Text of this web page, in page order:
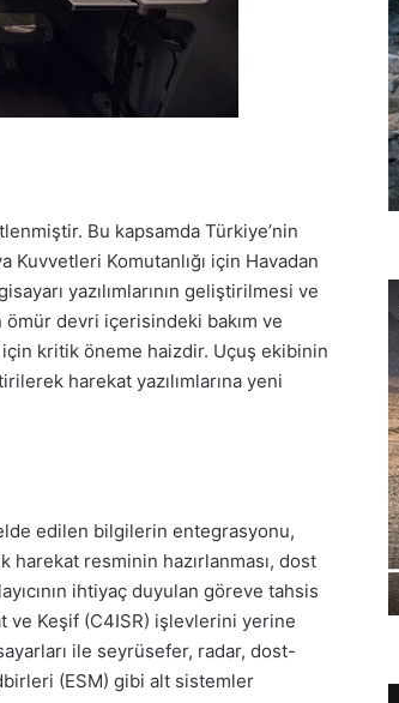
Bu kapsamda Türkiye’nin
Kuvvetleri Komutanlığı için Havadan
yazılımlarının geliştirilmesi ve
devri içerisindeki bakım ve
kritik öneme haizdir. Uçuş ekibinin
harekat yazılımlarına yeni
edilen bilgilerin entegrasyonu,
harekat resminin hazırlanması, dost
ihtiyaç duyulan göreve tahsis
ve Keşif (C4ISR) işlevlerini yerine
ile seyrüsefer, radar, dost-
(ESM) gibi alt sistemler